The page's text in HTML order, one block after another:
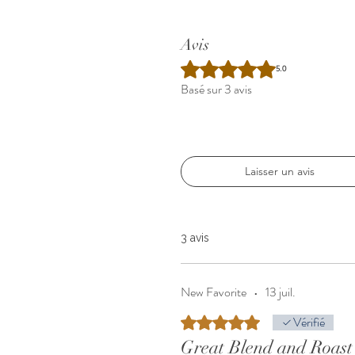
À consommer avec
✔Corps moyen –
Avis
Noté 5 sur 5. 5.0
Basé sur 3 avis
Laisser un avis
3 avis
New Favorite • 13 juil.
Noté 5 sur 5. Vérifié
Great Blend and